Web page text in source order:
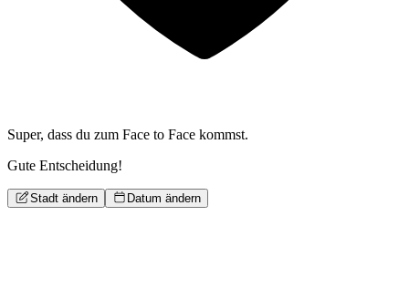
Super, dass du zum Face to Face kommst.
Gute Entscheidung!
Stadt ändern Datum ändern